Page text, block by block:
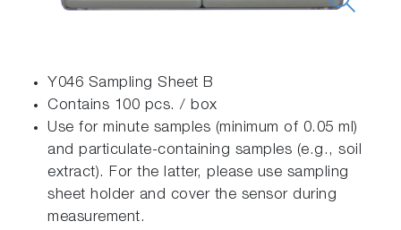
Y046 Sampling Sheet B
Contains 100 pcs. / box
Use for minute samples (minimum of 0.05 ml)
and particulate-containing samples (e.g., soil
extract). For the latter, please use sampling
sheet holder and cover the sensor during
measurement.